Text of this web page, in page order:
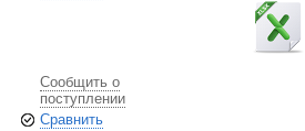
Сообщить о
поступлении
Сравнить